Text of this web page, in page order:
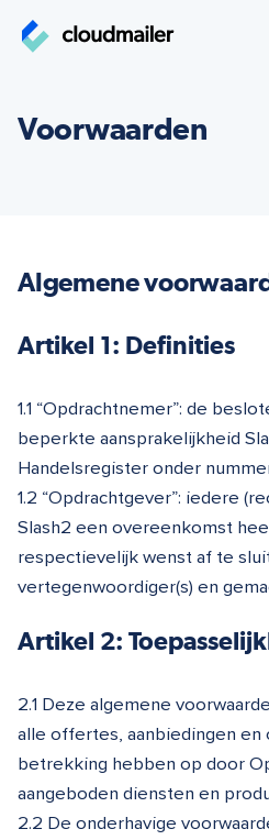
Navigatie
Voorwaarden
Algemene
Artikel 1: Definities
1.1 “Opdrachtnemer”: de
beperkte aansprakelijkheid
Handelsregister onder
1.2 “Opdrachtgever”: iedere
Slash2 een overeenkomst
respectievelijk wenst af te
vertegenwoordiger(s) en
Artikel 2:
2.1 Deze algemene
alle offertes, aanbiedingen
betrekking hebben op door
aangeboden diensten en
2.2 De onderhavige